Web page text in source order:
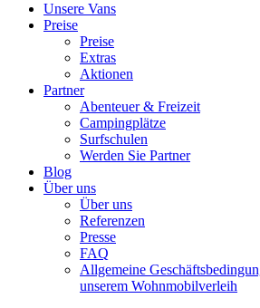
Unsere Vans
Preise
Preise
Extras
Aktionen
Partner
Abenteuer & Freizeit
Campingplätze
Surfschulen
Werden Sie Partner
Blog
Über uns
Über uns
Referenzen
Presse
FAQ
Allgemeine
unserem Wohnmobilverleih